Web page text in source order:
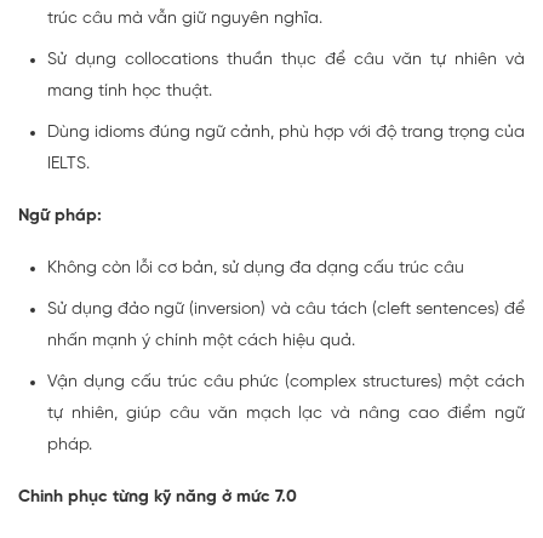
trúc câu mà vẫn giữ nguyên nghĩa.
Sử dụng collocations thuần thục để câu văn tự nhiên và
mang tính học thuật.
Dùng idioms đúng ngữ cảnh, phù hợp với độ trang trọng của
IELTS.
Ngữ pháp:
Không còn lỗi cơ bản, sử dụng đa dạng cấu trúc câu
Sử dụng đảo ngữ (inversion) và câu tách (cleft sentences) để
nhấn mạnh ý chính một cách hiệu quả.
Vận dụng cấu trúc câu phức (complex structures) một cách
tự nhiên, giúp câu văn mạch lạc và nâng cao điểm ngữ
pháp.
Chinh phục từng kỹ năng ở mức 7.0